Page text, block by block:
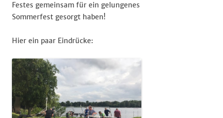
Festes gemeinsam für ein gelungenes
Sommerfest gesorgt haben!
Hier ein paar Eindrücke: